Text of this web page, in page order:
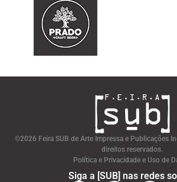
©2026 Feira SUB de Arte Impressa e Publicações
direitos reservados.
Política e Privacidade e Uso de
Siga a [SUB] nas redes